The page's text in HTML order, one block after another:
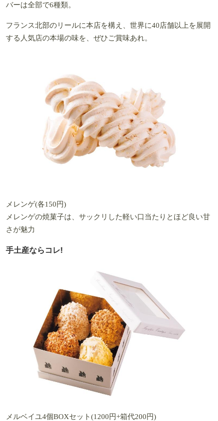
バーは全部で6種類。
フランス北部のリールに本店を構え、世界に40店舗以上を展開
する人気店の本場の味を、ぜひご賞味あれ。
メレンゲ(各150円)
メレンゲの焼菓子は、サックリした軽い口当たりとほど良い甘
さが魅力
手土産ならコレ!
メルベイユ4個BOXセット(1200円+箱代200円)